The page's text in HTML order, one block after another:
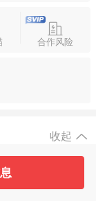
合作风险
收起
2